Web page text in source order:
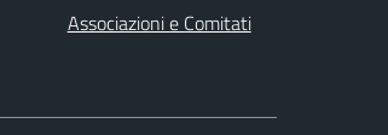
Associazioni e Comitati